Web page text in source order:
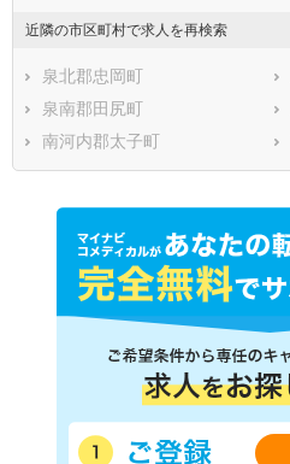
南河内郡千早赤阪村
近隣の市区町村で求人を再検索
泉北郡忠岡町
泉南郡田尻町
南河内郡太子町